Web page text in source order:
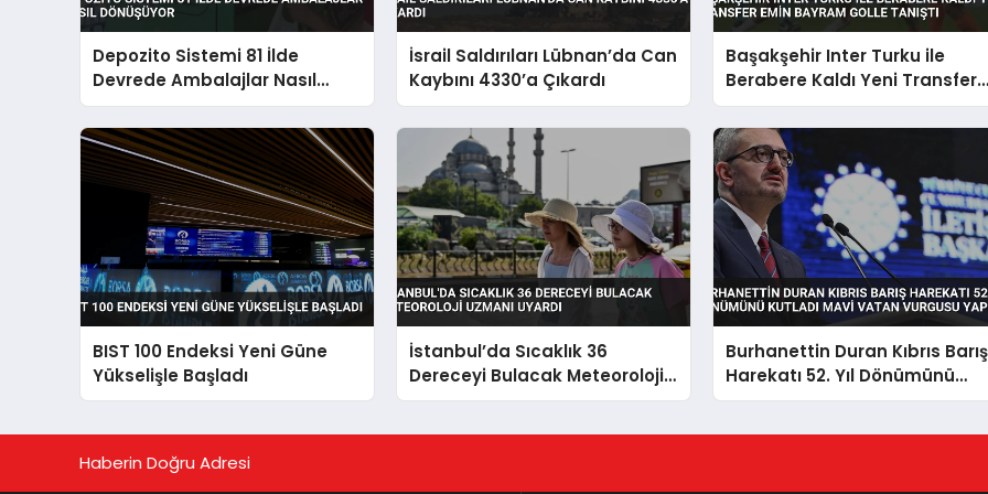
Depozito Sistemi 81 İlde
Devrede Ambalajlar Nasıl
Dönüşüyor
İsrail Saldırıları Lübnan’da Can
Kaybını 4330’a Çıkardı
Başakşehir Inter Turku ile
Berabere Kaldı Yeni Transfer
Emin Bayram Golle Tanıştı
BIST 100 Endeksi Yeni Güne
Yükselişle Başladı
İstanbul’da Sıcaklık 36
Dereceyi Bulacak Meteoroloji
Uzmanı Uyardı
Burhanettin Duran Kıbrıs Barış
Harekatı 52. Yıl Dönümünü
Kutladı Mavi Vatan Vurgusu
Haberin Doğru Adresi